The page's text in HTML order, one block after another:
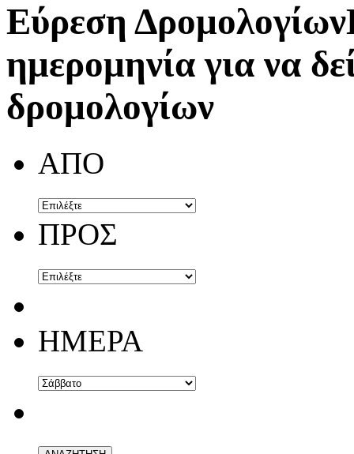
Εύρεση Δρομολογίων
ημερομηνία για να
δρομολογίων
ΑΠΟ
ΠΡΟΣ
ΗΜΕΡΑ